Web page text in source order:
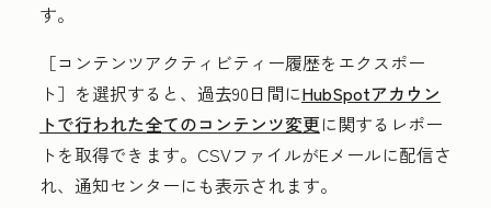
す。
［コンテンツアクティビティー履歴をエクスポー
ト］を選択すると、過去90日間にHubSpotアカウン
トで行われた全てのコンテンツ変更に関するレポー
トを取得できます。CSVファイルがEメールに配信さ
れ、通知センターにも表示されます。